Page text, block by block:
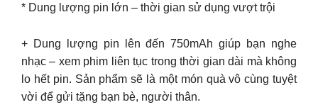
* Dung lượng pin lớn – thời gian sử dụng vượt trội
+ Dung lượng pin lên đến 750mAh giúp bạn nghe
nhạc – xem phim liên tục trong thời gian dài mà không
lo hết pin. Sản phẩm sẽ là một món quà vô cùng tuyệt
vời để gửi tặng bạn bè, người thân.